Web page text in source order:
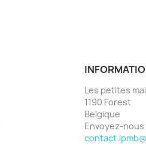
Les petites
1190 Forest
Belgique
Envoyez-nous